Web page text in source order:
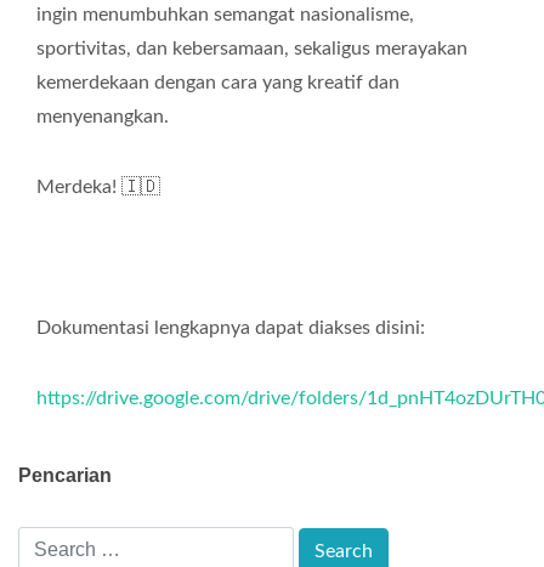
ingin menumbuhkan semangat nasionalisme,
sportivitas, dan kebersamaan, sekaligus merayakan
kemerdekaan dengan cara yang kreatif dan
menyenangkan.
Merdeka! 🇮🇩
Dokumentasi lengkapnya dapat diakses disini:
https://drive.google.com/drive/folders/
Pencarian